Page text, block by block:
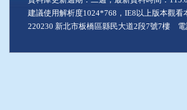
建議使用解析度1024*768，IE8以上版本觀看
220230 新北市板橋區縣民大道2段7號7樓 電